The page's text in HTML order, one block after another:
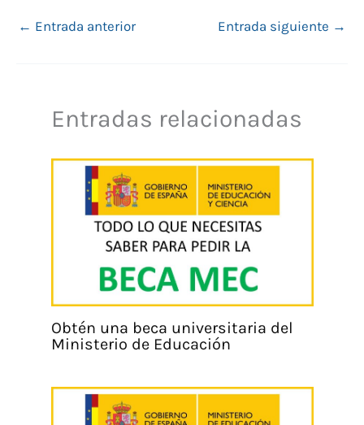
← Entrada anterior Entrada siguiente →
Entradas relacionadas
Obtén una beca universitaria del
Ministerio de Educación